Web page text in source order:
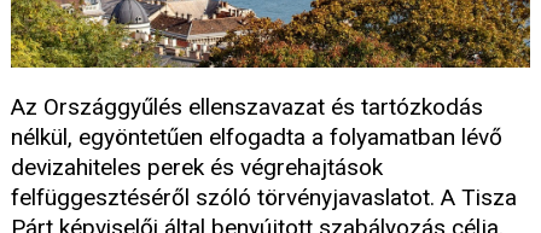
Az Országgyűlés ellenszavazat és tartózkodás
nélkül, egyöntetűen elfogadta a folyamatban lévő
devizahiteles perek és végrehajtások
felfüggesztéséről szóló törvényjavaslatot. A Tisza